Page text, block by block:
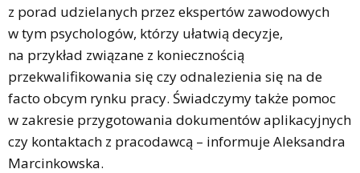
z porad udzielanych przez ekspertów zawodowych
w tym psychologów, którzy ułatwią decyzje,
na przykład związane z koniecznością
przekwalifikowania się czy odnalezienia się na de
facto obcym rynku pracy. Świadczymy także pomoc
w zakresie przygotowania dokumentów aplikacyjnych
czy kontaktach z pracodawcą – informuje Aleksandra
Marcinkowska.